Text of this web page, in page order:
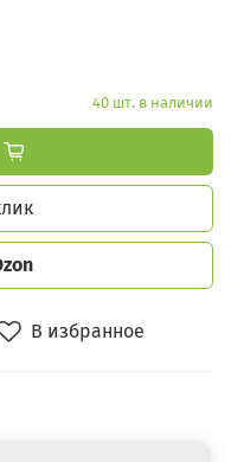
В избранное
40 шт. в наличии